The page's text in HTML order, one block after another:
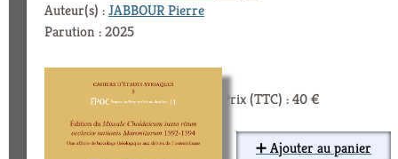
Auteur(s) :JABBOUR Pierre
Parution : 2025
Prix (TTC) : 40 €
➕ Ajouter au panier